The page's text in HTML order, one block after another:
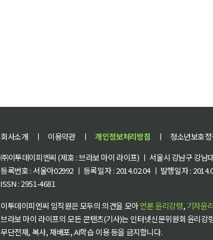
회사소개 ㅣ 이용약관 ㅣ 개인정보처리방침 ㅣ 청소년보호정
㈜이투데이피엔씨 (제호 : 브라보 마이 라이프) ㅣ 서울시 강남구 강
등록번호 : 서울아02992 ㅣ 등록일자 : 2014.02.04 ㅣ 발행일자 :
ISSN : 2951-4681
이투데이피엔씨 임직원은 모두의 의견을 모아언론 윤리강령, 기자윤
브라보 마이 라이프의 모든 콘텐츠(기사)는 인터넷신문위원회 윤리강
무단전재, 복사, 재배포, AI학습 이용 등을 금지합니다.